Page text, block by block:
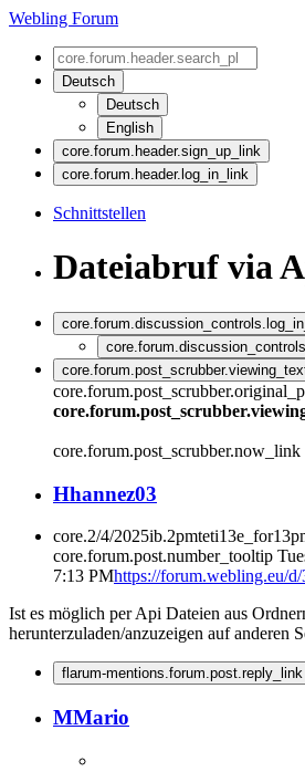
Webling Forum
Deutsch
Deutsch
English
core.forum.header.sign_up_link
core.forum.header.log_in_link
Schnittstellen
Dateiabruf via
core.forum.post_scrubber.now_link
Hhannez03
core.2/4/
core.forum.post.number_tooltip
7:13 PMhttps://forum.webling.eu/
Ist es möglich per Api Dateien aus
herunterzuladen/anzuzeigen auf anderen
flarum-mentions.forum.post.reply_link
MMario